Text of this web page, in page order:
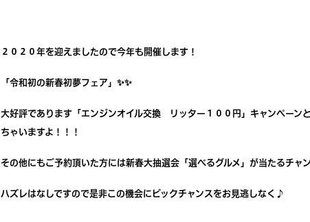
２０２０年を迎えましたので今年も開催します！
「令和初の新春初夢フェア」 ✨✨
大好評であります 「エンジンオイル交換 リッター１００円」 キャンペーン
ちゃいますよ！！！
その他にもご予約頂いた方には新春大抽選会「選べるグルメ」が当たるチャ
ハズレはなしですので是非この機会にビックチャンスをお見逃しなく♪